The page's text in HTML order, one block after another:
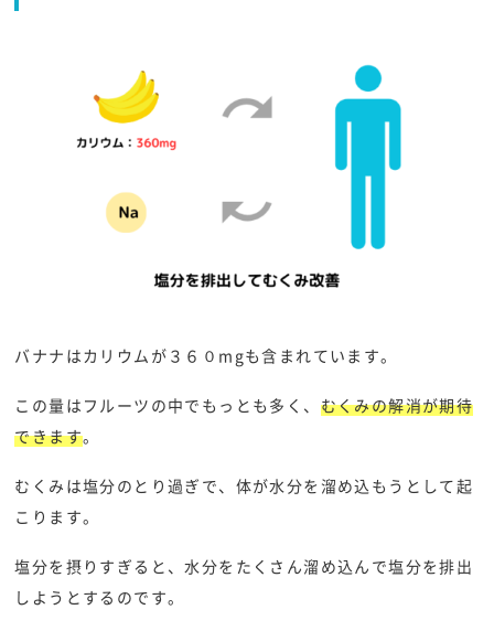
バナナはカリウムが３６０mgも含まれています。
この量はフルーツの中でもっとも多く、 むくみの解消が期待
できます。
むくみは塩分のとり過ぎで、体が水分を溜め込もうとして起
こります。
塩分を摂りすぎると、水分をたくさん溜め込んで塩分を排出
しようとするのです。